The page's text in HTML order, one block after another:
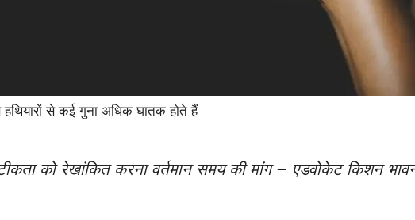
हथियारों से कई गुना अधिक घातक होते हैं
को रेखांकित करना वर्तमान समय की मांग – एडवोकेट किशन